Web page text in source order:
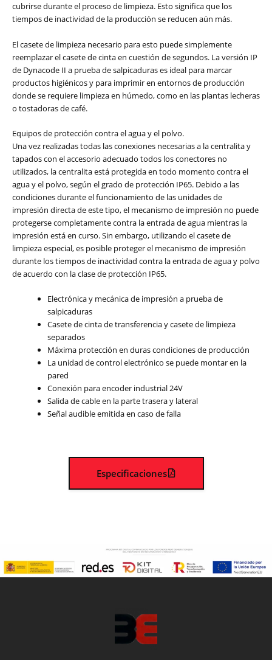
cubrirse durante el proceso de limpieza. Esto significa que los
tiempos de inactividad de la producción se reducen aún más.
El casete de limpieza necesario para esto puede simplemente
reemplazar el casete de cinta en cuestión de segundos. La versión IP
de Dynacode II a prueba de salpicaduras es ideal para marcar
productos higiénicos y para imprimir en entornos de producción
donde se requiere limpieza en húmedo, como en las plantas lecheras
o tostadoras de café.
Equipos de protección contra el agua y el polvo.
Una vez realizadas todas las conexiones necesarias a la centralita y
tapados con el accesorio adecuado todos los conectores no
utilizados, la centralita está protegida en todo momento contra el
agua y el polvo, según el grado de protección IP65. Debido a las
condiciones durante el funcionamiento de las unidades de
impresión directa de este tipo, el mecanismo de impresión no puede
protegerse completamente contra la entrada de agua mientras la
impresión está en curso. Sin embargo, utilizando el casete de
limpieza especial, es posible proteger el mecanismo de impresión
durante los tiempos de inactividad contra la entrada de agua y polvo
de acuerdo con la clase de protección IP65.
Electrónica y mecánica de impresión a prueba de
salpicaduras
Casete de cinta de transferencia y casete de limpieza
separados
Máxima protección en duras condiciones de producción
La unidad de control electrónico se puede montar en la
pared
Conexión para encoder industrial 24V
Salida de cable en la parte trasera y lateral
Señal audible emitida en caso de falla
Especificaciones